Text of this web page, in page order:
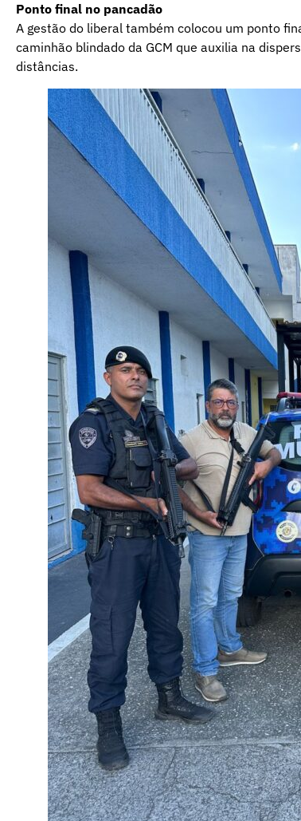
Ponto final no pancadão
A gestão do liberal também colocou um ponto
caminhão blindado da GCM que auxilia na
distâncias.